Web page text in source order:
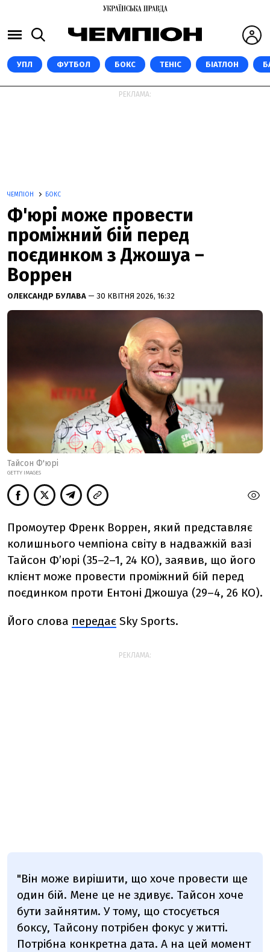
УПЛ ФУТБОЛ БОКС ТЕНІС БІАТЛОН
РЕКЛАМА:
ЧЕМПІОН БОКС
Ф'юрі може провести
проміжний бій перед
поєдинком з Джошуа –
Воррен
ОЛЕКСАНДР БУЛАВА — 30 КВІТНЯ 2026, 16:32
Тайсон Ф'юрі
GETTY IMAGES
Промоутер Френк Воррен, який представляє
колишнього чемпіона світу в надважкій вазі
Тайсон Фʼюрі (35–2–1, 24 КО), заявив, що його
клієнт може провести проміжний бій перед
поєдинком проти Ентоні Джошуа (29–4, 26 КО).
Його слова передає Sky Sports.
РЕКЛАМА:
"Він може вирішити, що хоче провести ще
один бій. Мене це не здивує. Тайсон хоче
бути зайнятим. У тому, що стосується
боксу, Тайсону потрібен фокус у житті.
Потрібна конкретна дата. А на цей момент